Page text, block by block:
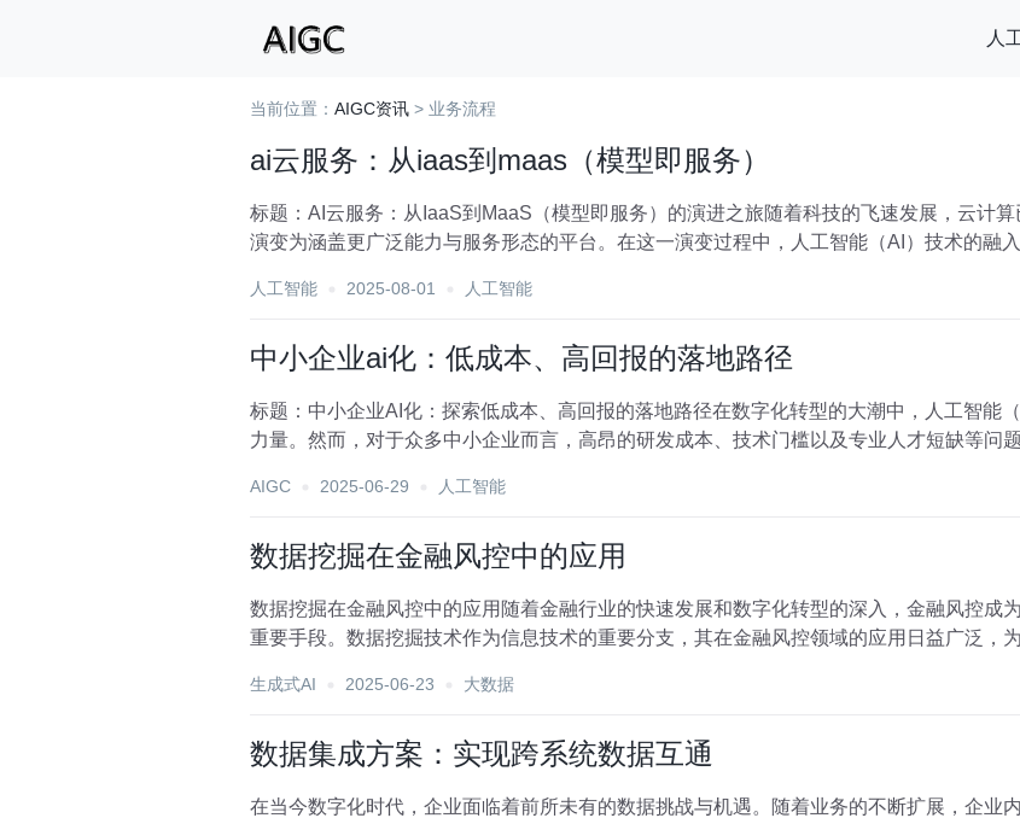
人
当前位置： AIGC资讯 > 业务流程
ai云服务：从iaas到maas（模型即服务）
标题：AI云服务：从IaaS到MaaS（模型即服务）的演进之旅随着科技的飞速发展，云计
演变为涵盖更广泛能力与服务形态的平台。在这一演变过程中，人工智能（AI）技术的融
人工智能 2025-08-01 人工智能
中小企业ai化：低成本、高回报的落地路径
标题：中小企业AI化：探索低成本、高回报的落地路径在数字化转型的大潮中，人工智能
力量。然而，对于众多中小企业而言，高昂的研发成本、技术门槛以及专业人才短缺等问
AIGC 2025-06-29 人工智能
数据挖掘在金融风控中的应用
数据挖掘在金融风控中的应用随着金融行业的快速发展和数字化转型的深入，金融风控成
重要手段。数据挖掘技术作为信息技术的重要分支，其在金融风控领域的应用日益广泛，
生成式AI 2025-06-23 大数据
数据集成方案：实现跨系统数据互通
在当今数字化时代，企业面临着前所未有的数据挑战与机遇。随着业务的不断扩展，企业